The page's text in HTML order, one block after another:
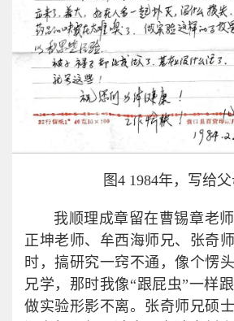
图4 1984年，写给
我顺理成章留在曹锡章老
正坤老师、牟西海师兄、张奇
时，搞研究一窍不通，像个愣
兄学，那时我像“跟屁虫”一样
做实验形影不离。张奇师兄硕